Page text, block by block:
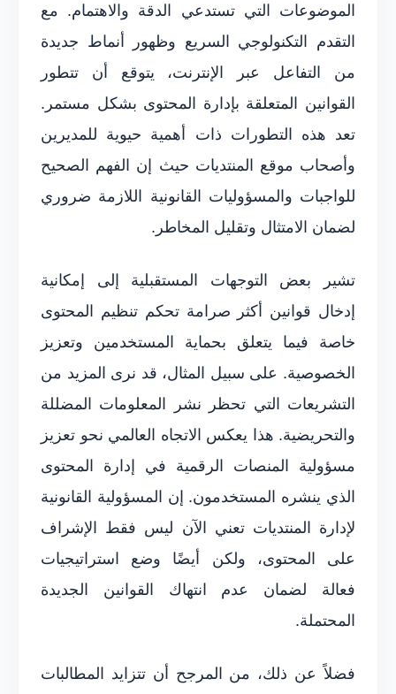
الموضوعات التي تستدعي الدقة والاهتمام. مع
التقدم التكنولوجي السريع وظهور أنماط جديدة
من التفاعل عبر الإنترنت، يتوقع أن تتطور
القوانين المتعلقة بإدارة المحتوى بشكل مستمر.
تعد هذه التطورات ذات أهمية حيوية للمديرين
وأصحاب موقع المنتديات حيث إن الفهم الصحيح
للواجبات والمسؤوليات القانونية اللازمة ضروري
لضمان الامتثال وتقليل المخاطر.
تشير بعض التوجهات المستقبلية إلى إمكانية
إدخال قوانين أكثر صرامة تحكم تنظيم المحتوى
خاصة فيما يتعلق بحماية المستخدمين وتعزيز
الخصوصية. على سبيل المثال، قد نرى المزيد من
التشريعات التي تحظر نشر المعلومات المضللة
والتحريضية. هذا يعكس الاتجاه العالمي نحو تعزيز
مسؤولية المنصات الرقمية في إدارة المحتوى
الذي ينشره المستخدمون. إن المسؤولية القانونية
لإدارة المنتديات تعني الآن ليس فقط الإشراف
على المحتوى، ولكن أيضًا وضع استراتيجيات
فعالة لضمان عدم انتهاك القوانين الجديدة
المحتملة.
فضلاً عن ذلك، من المرجح أن تتزايد المطالبات